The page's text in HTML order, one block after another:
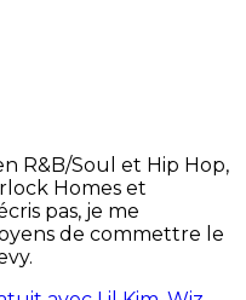
R&B/Soul et Hip Hop,
Homes et
pas, je me
de commettre le